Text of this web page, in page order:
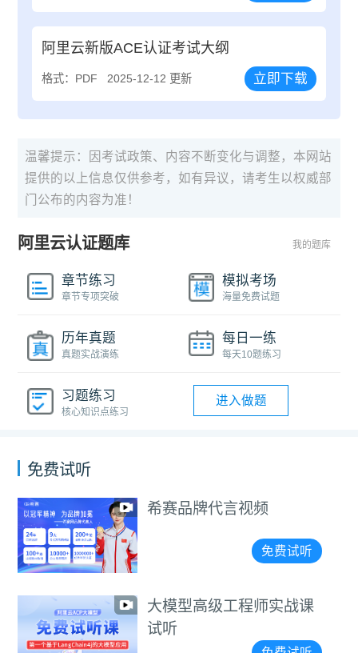
阿里云新版ACE认证考试大纲
格式：PDF 2025-12-12 更新 立即下载
温馨提示：因考试政策、内容不断变化与调整，本网站
提供的以上信息仅供参考，如有异议，请考生以权威部
门公布的内容为准！
阿里云认证题库 我的题库
章节练习
章节专项突破
模拟考场
海量免费试题
历年真题
真题实战演练
每日一练
每天10题练习
习题练习
核心知识点练习
进入做题
免费试听
希赛品牌代言视频
免费试听
大模型高级工程师实战课
试听